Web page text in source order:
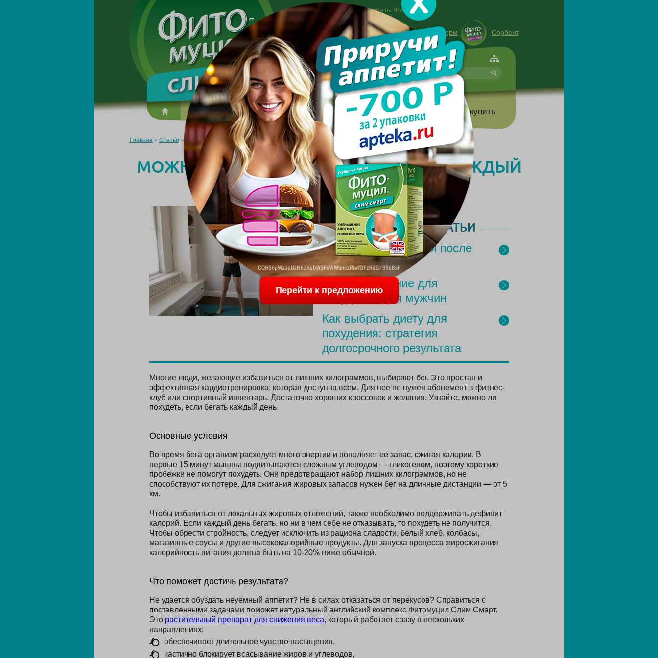
Другие препараты Фитомуцил:
Норм Холестенорм Сорбент
форте
Made in the UK
Консультация специалиста:
+7 495 744-06-27
О препарате Усиль эффект Полезно знать Вопрос-ответ Где купить
Главная » Статьи »Можно ли похудеть, если бегать каждый день?
МОЖНО ЛИ ПОХУДЕТЬ, ЕСЛИ БЕГАТЬ КАЖДЫЙ
ДЕНЬ?
ПОСЛЕДНИЕ СТАТЬИ
Меню для похудения после
родов
Простое питание для
похудения для мужчин
Как выбрать диету для
похудения: стратегия
долгосрочного результата
Многие люди, желающие избавиться от лишних килограммов, выбирают бег. Это простая и
эффективная кардиотренировка, которая доступна всем. Для нее не нужен абонемент в фитнес-
клуб или спортивный инвентарь. Достаточно хороших кроссовок и желания. Узнайте, можно ли
похудеть, если бегать каждый день.
Основные условия
Во время бега организм расходует много энергии и пополняет ее запас, сжигая калории. В
первые 15 минут мышцы подпитываются сложным углеводом — гликогеном, поэтому короткие
пробежки не помогут похудеть. Они предотвращают набор лишних килограммов, но не
способствуют их потере. Для сжигания жировых запасов нужен бег на длинные дистанции — от 5
км.
Чтобы избавиться от локальных жировых отложений, также необходимо поддерживать дефицит
калорий. Если каждый день бегать, но ни в чем себе не отказывать, то похудеть не получится.
Чтобы обрести стройность, следует исключить из рациона сладости, белый хлеб, колбасы,
магазинные соусы и другие высококалорийные продукты. Для запуска процесса жиросжигания
калорийность питания должна быть на 10-20% ниже обычной.
Что поможет достичь результата?
Не удается обуздать неуемный аппетит? Не в силах отказаться от перекусов? Справиться с
поставленными задачами поможет натуральный английский комплекс Фитомуцил Слим Смарт.
Это растительный препарат для снижения веса, который работает сразу в нескольких
направлениях:
обеспечивает длительное чувство насыщения,
частично блокирует всасывание жиров и углеводов,
Перейти к предложению